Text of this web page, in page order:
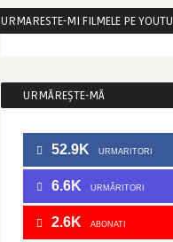
URMARESTE-MI FILMELE PE
URMĂREȘTE-MĂ
52.9K URMARITORI
6.6K URMĂRITORI
2.6K ABONATI